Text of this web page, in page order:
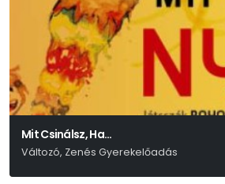
Mit Csinálsz, Ha…
Változó, Zenés Gyerekelőadás